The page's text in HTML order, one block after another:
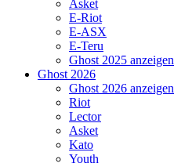
Asket
E-Riot
E-ASX
E-Teru
Ghost 2025 anzeigen
Ghost 2026
Ghost 2026 anzeigen
Riot
Lector
Asket
Kato
Youth